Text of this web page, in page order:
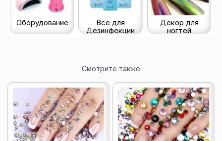
Оборудование
Все для
Дезинфекции
Декор для
ногтей
Смотрите также